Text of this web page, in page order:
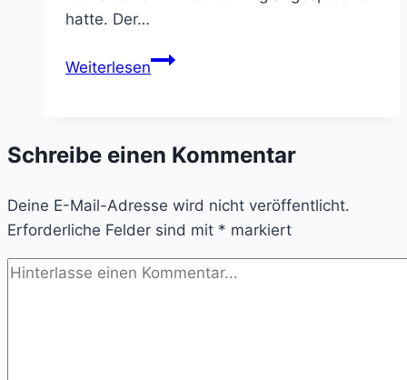
hatte. Der…
WeiterlesenWenn
Vorbildfunktion
die
schleichende
Grenzverschiebung
Schreibe einen Kommentar
Deine E-Mail-Adresse wird nicht veröffentlicht.
Erforderliche Felder sind mit * markiert